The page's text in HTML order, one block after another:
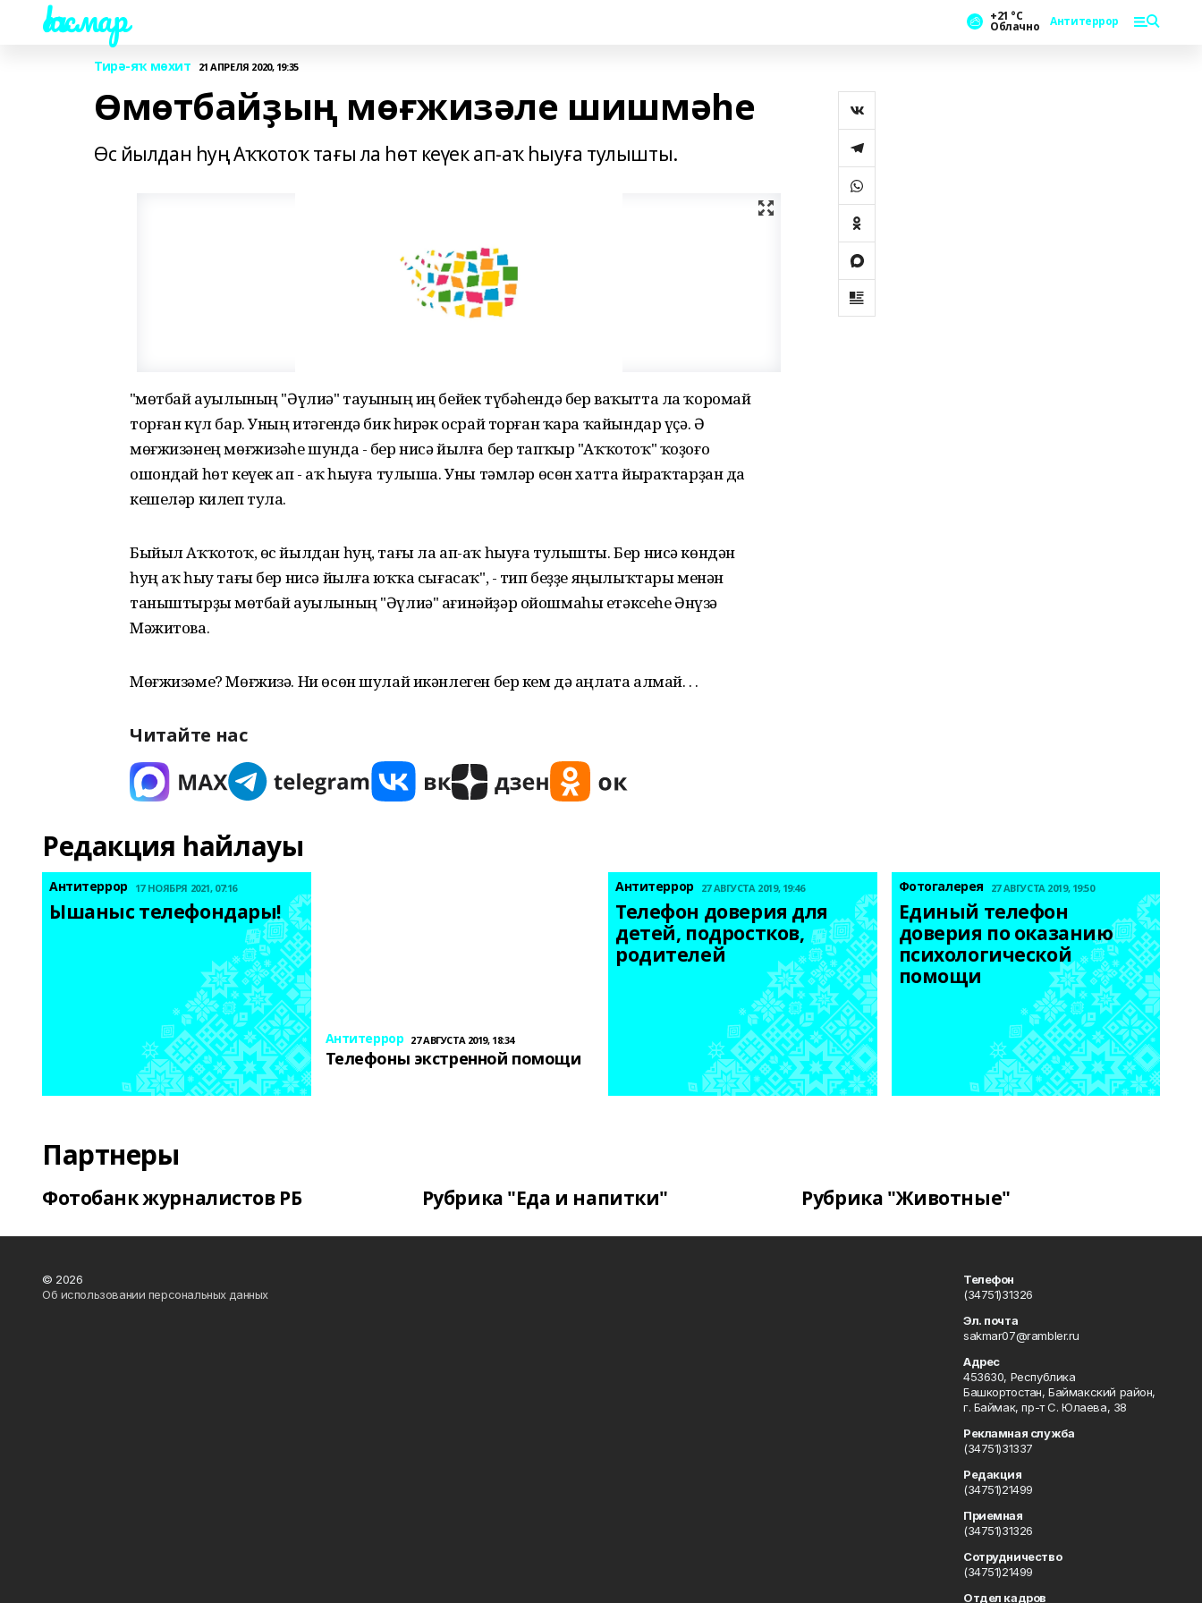
Һаҡмар +21 °С
Облачно Антитеррор
Тирә-яҡ мөхит 21 АПРЕЛЯ 2020, 19:35
Өмөтбайҙың мөғжизәле шишмәһе
Өс йылдан һуң Аҡҡотоҡ тағы ла һөт кеүек ап-аҡ һыуға тулышты.
"Өмөтбай ауылының "Әүлиә" тауының иң бейек түбәһендә бер ваҡытта ла ҡоромай
торған күл бар. Уның итәгендә бик һирәк осрай торған ҡара ҡайындар үҫә. Ә
мөғжизәнең мөғжизәһе шунда - бер нисә йылға бер тапҡыр "Аҡҡотоҡ" ҡоҙоғо
ошондай һөт кеүек ап - аҡ һыуға тулыша. Уны тәмләр өсөн хатта йыраҡтарҙан да
кешеләр килеп тула.
Быйыл Аҡҡотоҡ, өс йылдан һуң, тағы ла ап-аҡ һыуға тулышты. Бер нисә көндән
һуң аҡ һыу тағы бер нисә йылға юҡҡа сығасаҡ", - тип беҙҙе яңылыҡтары менән
таныштырҙы Өмөтбай ауылының "Әүлиә" ағинәйҙәр ойошмаһы етәксеһе Әнүзә
Мәжитова.
Мөғжизәме? Мөғжизә. Ни өсөн шулай икәнлеген бер кем дә аңлата алмай. . .
Читайте нас
Редакция һайлауы
Антитеррор 17 НОЯБРЯ 2021, 07:16
Ышаныс телефондары!
Антитеррор 27 АВГУСТА 2019, 18:34
Телефоны экстренной помощи
Антитеррор 27 АВГУСТА 2019, 19:46
Телефон доверия для
детей, подростков,
родителей
Фотогалерея 27 АВГУСТА 2019, 19:50
Единый телефон
доверия по оказанию
психологической
помощи
Партнеры
Фотобанк журналистов РБ Рубрика "Еда и напитки" Рубрика "Животные"
© 2026
Об использовании персональных данных
Телефон
(34751)31326
Эл. почта
sakmar07@rambler.ru
Адрес
453630, Республика
Башкортостан, Баймакский район,
г. Баймак, пр-т С. Юлаева, 38
Рекламная служба
(34751)31337
Редакция
(34751)21499
Приемная
(34751)31326
Сотрудничество
(34751)21499
Отдел кадров